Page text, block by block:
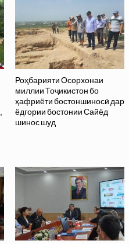
Роҳбарияти Осорхонаи
миллии Тоҷикистон бо
ҳафриёти бостоншиносӣ дар
ёдгории бостонии Сайёд
шинос шуд